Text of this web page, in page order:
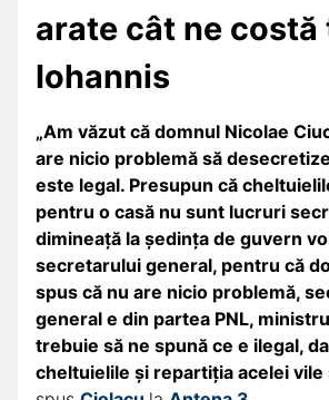
arate cât ne
Iohannis
„Am văzut că domnul Nicolae
are nicio problemă să
este legal. Presupun că
pentru o casă nu sunt lucruri
dimineață la ședința de guvern
secretarului general, pentru că
spus că nu are nicio problemă,
general e din partea PNL,
trebuie să ne spună ce e ilegal,
cheltuielile și repartiția acelei vile